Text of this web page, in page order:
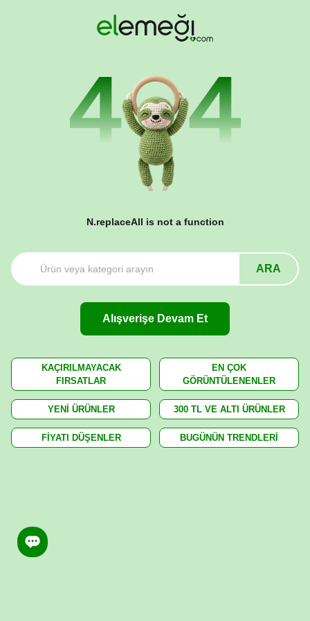
N.replaceAll is not a function
ARA
Alışverişe Devam Et
KAÇIRILMAYACAK
FIRSATLAR
EN ÇOK
GÖRÜNTÜLENENLER
YENİ ÜRÜNLER 300 TL VE ALTI ÜRÜNLER
FİYATI DÜŞENLER BUGÜNÜN TRENDLERİ